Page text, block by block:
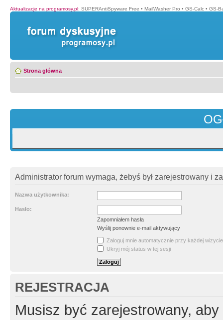
Aktualizacje na programosy.pl: SUPERAntiSpyware Free • MailWasher Pro • GS-Calc • GS-
Strona główna
Administrator forum wymaga, żebyś był zarejestrowany i
Nazwa użytkownika:
Hasło:
Zapomniałem hasła
Wyślij ponownie e-mail aktywujący
Zaloguj mnie automatycznie przy każdej wizycie
Ukryj mój status w tej sesji
REJESTRACJA
Musisz być zarejestrowany,